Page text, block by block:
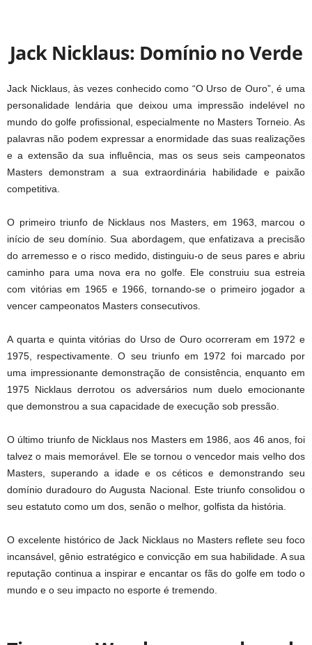
Jack Nicklaus: Domínio no Verde
Jack Nicklaus, às vezes conhecido como “O Urso de Ouro”, é uma
personalidade lendária que deixou uma impressão indelével no
mundo do golfe profissional, especialmente no Masters Torneio. As
palavras não podem expressar a enormidade das suas realizações
e a extensão da sua influência, mas os seus seis campeonatos
Masters demonstram a sua extraordinária habilidade e paixão
competitiva.
O primeiro triunfo de Nicklaus nos Masters, em 1963, marcou o
início de seu domínio. Sua abordagem, que enfatizava a precisão
do arremesso e o risco medido, distinguiu-o de seus pares e abriu
caminho para uma nova era no golfe. Ele construiu sua estreia
com vitórias em 1965 e 1966, tornando-se o primeiro jogador a
vencer campeonatos Masters consecutivos.
A quarta e quinta vitórias do Urso de Ouro ocorreram em 1972 e
1975, respectivamente. O seu triunfo em 1972 foi marcado por
uma impressionante demonstração de consistência, enquanto em
1975 Nicklaus derrotou os adversários num duelo emocionante
que demonstrou a sua capacidade de execução sob pressão.
O último triunfo de Nicklaus nos Masters em 1986, aos 46 anos, foi
talvez o mais memorável. Ele se tornou o vencedor mais velho dos
Masters, superando a idade e os céticos e demonstrando seu
domínio duradouro do Augusta Nacional. Este triunfo consolidou o
seu estatuto como um dos, senão o melhor, golfista da história.
O excelente histórico de Jack Nicklaus no Masters reflete seu foco
incansável, gênio estratégico e convicção em sua habilidade. A sua
reputação continua a inspirar e encantar os fãs do golfe em todo o
mundo e o seu impacto no esporte é tremendo.